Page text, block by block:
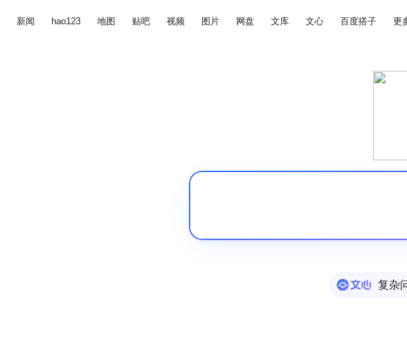
新闻 hao123 地图 贴吧 视频 图片 网盘 文库 文心 百度搭子 更
复杂